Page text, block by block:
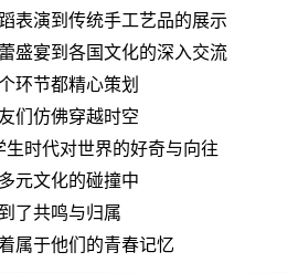
表演到传统手工艺品的展示
盛宴到各国文化的深入交流
环节都精心策划
们仿佛穿越时空
生时代对世界的好奇与向往
元文化的碰撞中
了共鸣与归属
属于他们的青春记忆